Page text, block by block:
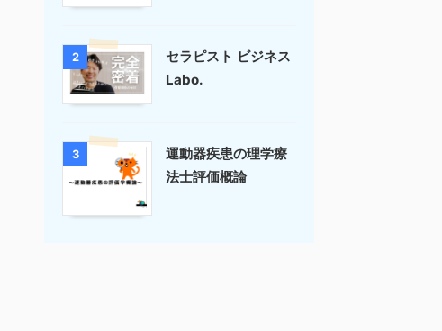
2
セラピスト ビジネス
Labo.
3
運動器疾患の理学療
法士評価概論